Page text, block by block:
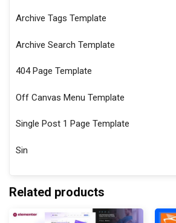
Archive Tags Template
Archive Search Template
404 Page Template
Off Canvas Menu Template
Single Post 1 Page Template
Sin
Related products